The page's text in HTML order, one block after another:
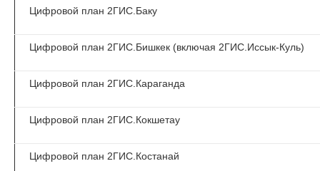
Цифровой план 2ГИС.Баку
Цифровой план 2ГИС.Бишкек (включая 2ГИС.Иссык-Куль)
Цифровой план 2ГИС.Караганда
Цифровой план 2ГИС.Кокшетау
Цифровой план 2ГИС.Костанай